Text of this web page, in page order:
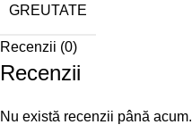
GREUTATE
Recenzii (0)
Recenzii
Nu există recenzii până acum.